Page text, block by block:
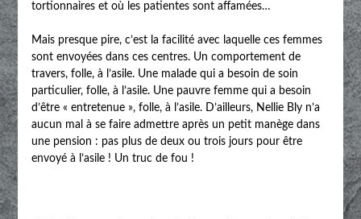
tortionnaires et où les patientes sont affamées…
Mais presque pire, c’est la facilité avec laquelle ces femmes
sont envoyées dans ces centres. Un comportement de
travers, folle, à l’asile. Une malade qui a besoin de soin
particulier, folle, à l’asile. Une pauvre femme qui a besoin
d’être « entretenue », folle, à l’asile. D’ailleurs, Nellie Bly n’a
aucun mal à se faire admettre après un petit manège dans
une pension : pas plus de deux ou trois jours pour être
envoyé à l’asile ! Un truc de fou !